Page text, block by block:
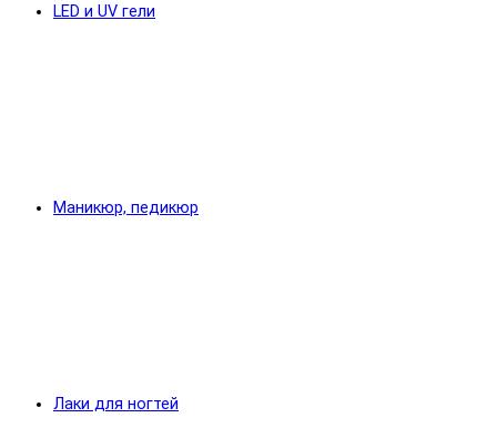
LED и UV гели
Маникюр, педикюр
Лаки для ногтей